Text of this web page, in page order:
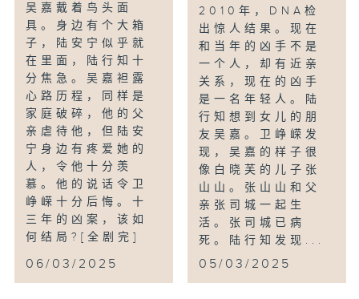
吴嘉戴着鸟头面
具。身边有个大箱
子，陆安宁似乎就
在里面，陆行知十
分焦急。吴嘉袒露
心路历程，同样是
家庭破碎，他的父
亲虐待他，但陆安
宁身边有疼爱她的
人，令他十分羡
慕。他的说话令卫
峥嵘十分后悔。十
三年的凶案，该如
何结局?[全剧完]
06/03/2025
2010年，DNA检
出惊人结果。现在
和当年的凶手不是
一个人，却有近亲
关系，现在的凶手
是一名年轻人。陆
行知想到女儿的朋
友吴嘉。卫峥嵘发
现，吴嘉的样子很
像白晓芙的儿子张
山山。张山山和父
亲张司城一起生
活。张司城已病
死。陆行知发现...
05/03/2025